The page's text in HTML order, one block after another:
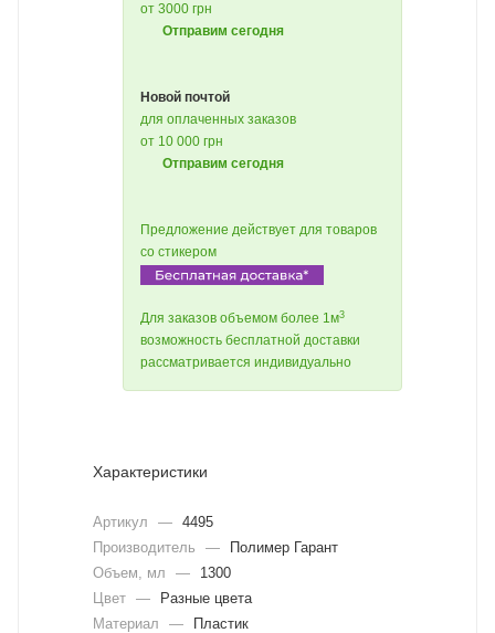
от 3000 грн
Отправим сегодня
Новой почтой
для оплаченных заказов
от 10 000 грн
Отправим сегодня
Предложение действует для товаров
со стикером
Для заказов объемом более 1м3
возможность бесплатной доставки
рассматривается индивидуально
Характеристики
Артикул — 4495
Производитель
—
Полимер Гарант
Объем, мл
—
1300
Цвет —
Разные цвета
Материал
—
Пластик